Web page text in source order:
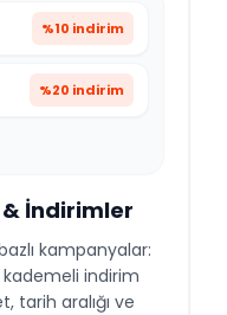
%10 indirim
%20 indirim
İndirimler
kampanyalar:
kademeli indirim
tarih aralığı ve